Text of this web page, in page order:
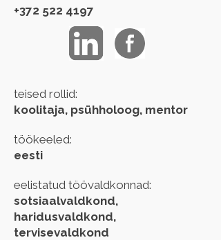
+372 522 4197
teised rollid:
koolitaja, psühholoog, mentor
töökeeled:
eesti
eelistatud töövaldkonnad:
sotsiaalvaldkond,
haridusvaldkond,
tervisevaldkond